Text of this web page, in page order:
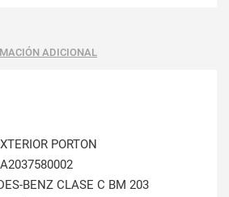
ADICIONAL
PORTON
BENZ CLASE C BM 203